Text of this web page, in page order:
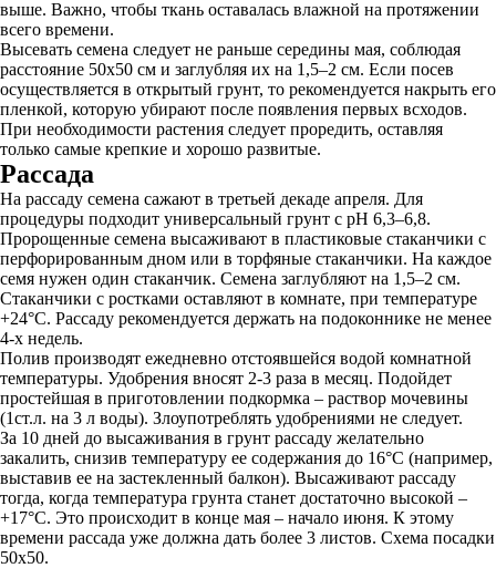
выше. Важно, чтобы ткань оставалась влажной на протяжении
всего времени.
Высевать семена следует не раньше середины мая, соблюдая
расстояние 50х50 см и заглубляя их на 1,5–2 см. Если посев
осуществляется в открытый грунт, то рекомендуется накрыть его
пленкой, которую убирают после появления первых всходов.
При необходимости растения следует проредить, оставляя
только самые крепкие и хорошо развитые.
Рассада
На рассаду семена сажают в третьей декаде апреля. Для
процедуры подходит универсальный грунт с pH 6,3–6,8.
Пророщенные семена высаживают в пластиковые стаканчики с
перфорированным дном или в торфяные стаканчики. На каждое
семя нужен один стаканчик. Семена заглубляют на 1,5–2 см.
Стаканчики с ростками оставляют в комнате, при температуре
+24°С. Рассаду рекомендуется держать на подоконнике не менее
4-х недель.
Полив производят ежедневно отстоявшейся водой комнатной
температуры. Удобрения вносят 2-3 раза в месяц. Подойдет
простейшая в приготовлении подкормка – раствор мочевины
(1ст.л. на 3 л воды). Злоупотреблять удобрениями не следует.
За 10 дней до высаживания в грунт рассаду желательно
закалить, снизив температуру ее содержания до 16°С (например,
выставив ее на застекленный балкон). Высаживают рассаду
тогда, когда температура грунта станет достаточно высокой –
+17°С. Это происходит в конце мая – начало июня. К этому
времени рассада уже должна дать более 3 листов. Схема посадки
50х50.